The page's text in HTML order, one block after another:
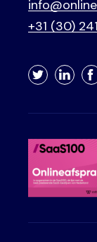
+31 (30)
Twitter